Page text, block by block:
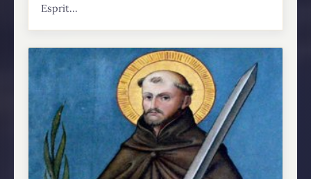
Esprit...